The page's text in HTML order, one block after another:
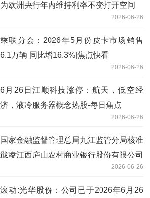
为欧洲央行年内维持利率不变打开空间
2026-06-26
乘联分会：2026年5月份皮卡市场销售
6.1万辆 同比增16.3%|焦点快看
2026-06-26
6月26日江顺科技涨停：航天，低空经
济，液冷服务器概念热股-每日焦点
2026-06-26
国家金融监督管理总局九江监管分局核准
戢凌江西庐山农村商业银行股份有限公司
2026-06-26
滚动:光华股份：公司已于2026年6月26